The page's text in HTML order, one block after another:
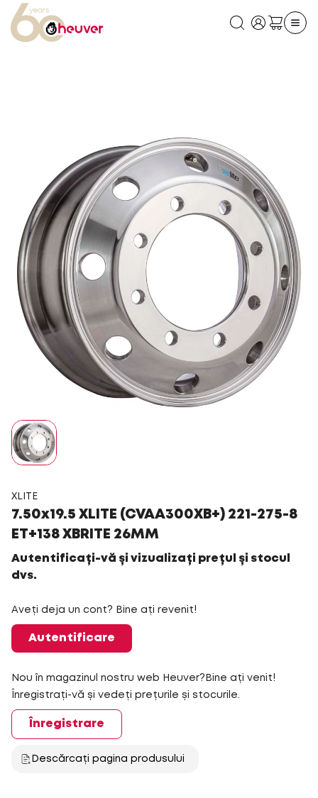
XLITE
7.50x19.5 XLITE (CVAA300XB+) 221-275-8
ET+138 XBRITE 26MM
Autentificați-vă și vizualizați prețul și stocul
dvs.
Aveți deja un cont? Bine ați revenit!
Autentificare
Nou în magazinul nostru web Heuver?Bine ați venit!
Înregistrați-vă și vedeți prețurile și stocurile.
Înregistrare
Descărcați pagina produsului